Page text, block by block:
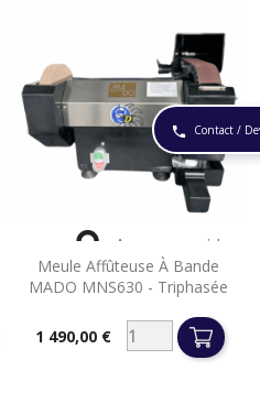
phone Contact /
Meule Affûteuse À Bande
MADO MNS630 - Triphasée
Prix1 490,00 €
 Aperçu rapide